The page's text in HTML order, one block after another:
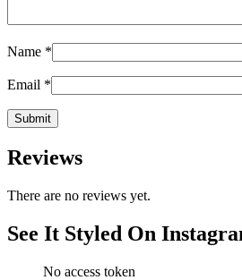
Name *
Email *
Reviews
There are no reviews yet.
See It Styled On
No access token